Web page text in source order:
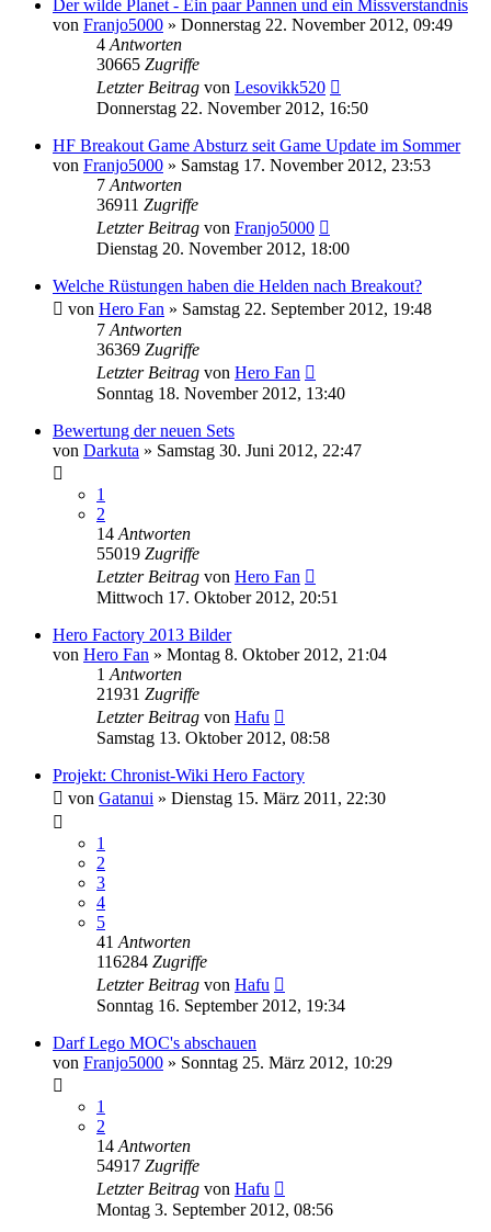
Der wilde Planet - Ein paar Pannen und ein Missverstandnis
von Franjo5000 » Donnerstag 22. November 2012, 09:49
4 Antworten
30665 Zugriffe
Letzter Beitrag von Lesovikk520
Donnerstag 22. November 2012, 16:50
HF Breakout Game Absturz seit Game Update im Sommer
von Franjo5000 » Samstag 17. November 2012, 23:53
7 Antworten
36911 Zugriffe
Letzter Beitrag von Franjo5000
Dienstag 20. November 2012, 18:00
Welche Rüstungen haben die Helden nach Breakout?
von Hero Fan » Samstag 22. September 2012, 19:48
7 Antworten
36369 Zugriffe
Letzter Beitrag von Hero Fan
Sonntag 18. November 2012, 13:40
Bewertung der neuen Sets
von Darkuta » Samstag 30. Juni 2012, 22:47
1
2
14 Antworten
55019 Zugriffe
Letzter Beitrag von Hero Fan
Mittwoch 17. Oktober 2012, 20:51
Hero Factory 2013 Bilder
von Hero Fan » Montag 8. Oktober 2012, 21:04
1 Antworten
21931 Zugriffe
Letzter Beitrag von Hafu
Samstag 13. Oktober 2012, 08:58
Projekt: Chronist-Wiki Hero Factory
von Gatanui » Dienstag 15. März 2011, 22:30
1
2
3
4
5
41 Antworten
116284 Zugriffe
Letzter Beitrag von Hafu
Sonntag 16. September 2012, 19:34
Darf Lego MOC's abschauen
von Franjo5000 » Sonntag 25. März 2012, 10:29
1
2
14 Antworten
54917 Zugriffe
Letzter Beitrag von Hafu
Montag 3. September 2012, 08:56